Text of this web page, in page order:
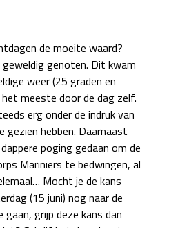
de moeite waard?
geweldig genoten. Dit kwam
weer (25 graden en
meeste door de dag zelf.
erg onder de indruk van
gezien hebben. Daarnaast
poging gedaan om de
Mariniers te bedwingen, al
Mocht je de kans
(15 juni) nog naar de
grijp deze kans dan